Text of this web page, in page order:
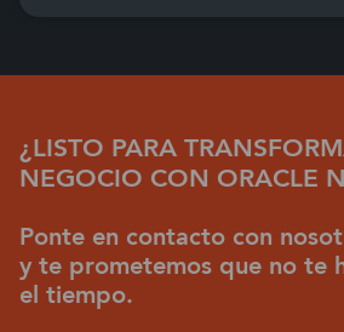
¿LISTO PARA
NEGOCIO CON ORACLE
Ponte en contacto con
y te prometemos que no te
el tiempo.